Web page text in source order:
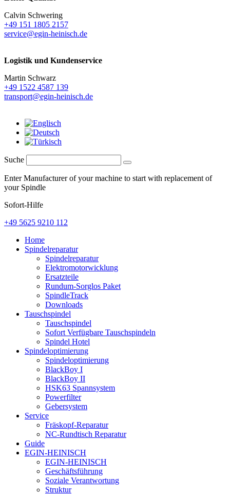
Calvin Schwering
+49 151 1805 2157
service@egin-heinisch.de
Logistik und Kundenservice
Martin Schwarz
+49 1522 4587 139
transport@egin-heinisch.de
Suche
Enter Manufacturer of your machine to start with replacement of
your Spindle
Sofort-Hilfe
+49 5625 9210 112
Home
Spindelreparatur
Spindelreparatur
Elektromotorwicklung
Ersatzteile
Rundum-Sorglos Paket
SpindleTrack
Downloads
Tauschspindel
Tauschspindel
Sofort Verfügbare Tauschspindeln
Spindel Hotel
Spindeloptimierung
Spindeloptimierung
BlackBoy I
BlackBoy II
HSK63 Spannsystem
Powerfilter
Gebersystem
Service
Fräskopf-Reparatur
NC-Rundtisch Reparatur
Guide
EGIN-HEINISCH
EGIN-HEINISCH
Geschäftsführung
Soziale Verantwortung
Struktur